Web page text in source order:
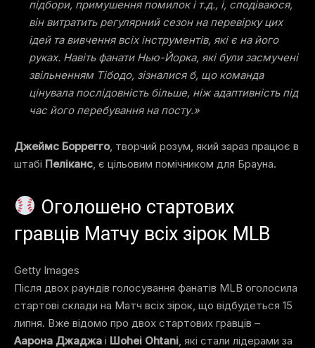
підбори, примушення помилок і т.д., і, сподіваюся,
він витратить регулярний сезон на перевірку цих
ідей та вивчення всіх інструментів, які є на його
руках. Навіть фанати Нью-Йорка, які були засмучені
звільненням Тібодо, зізналися б, що команда
цінувала послідовність більше, ніж адаптивність під
час його перебування на посту.»
Джеймс Боррегго, творчий розум, який зараз працює в
штабі Пеліканс , є цільовим помічником для Брауна.
Оголошено стартових
гравців Матчу всіх зірок MLB
Getty Images
Після двох раундів голосування фанатів MLB оголосила
стартові склади на Матч всіх зірок, що відбудеться 15
липня. Вже відомо про двох стартових гравців –
Аарона Джаджа і Шоhei Оhtani , які стали лідерами за